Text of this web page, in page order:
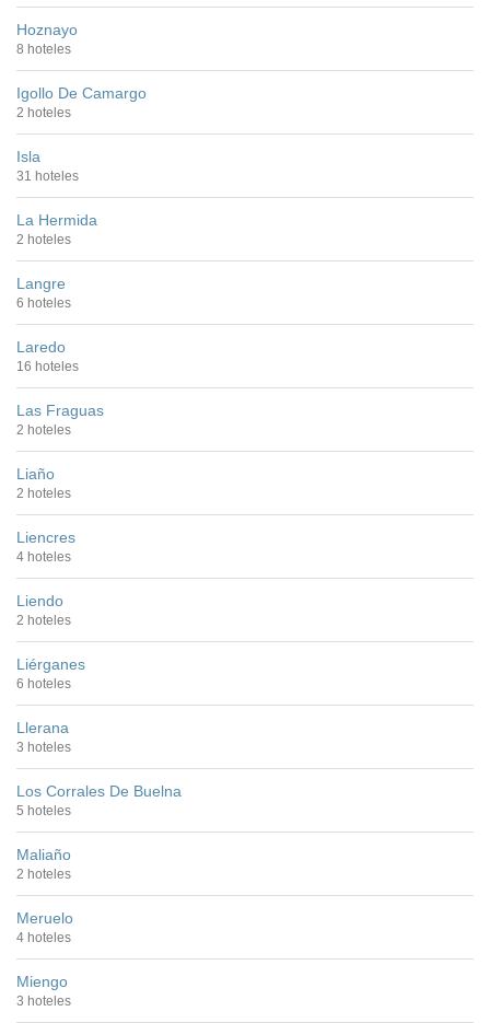
Hoznayo
8 hoteles
Igollo De Camargo
2 hoteles
Isla
31 hoteles
La Hermida
2 hoteles
Langre
6 hoteles
Laredo
16 hoteles
Las Fraguas
2 hoteles
Liaño
2 hoteles
Liencres
4 hoteles
Liendo
2 hoteles
Liérganes
6 hoteles
Llerana
3 hoteles
Los Corrales De Buelna
5 hoteles
Maliaño
2 hoteles
Meruelo
4 hoteles
Miengo
3 hoteles